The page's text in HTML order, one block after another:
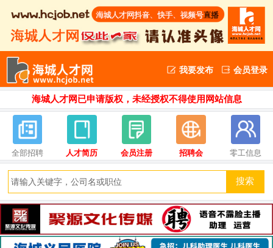
我要发布 会员登录
海城人才网已申请版权，未经授权不得使用网站信息
全部招聘 人才简历 会员注册 招聘会 零工信息
搜索